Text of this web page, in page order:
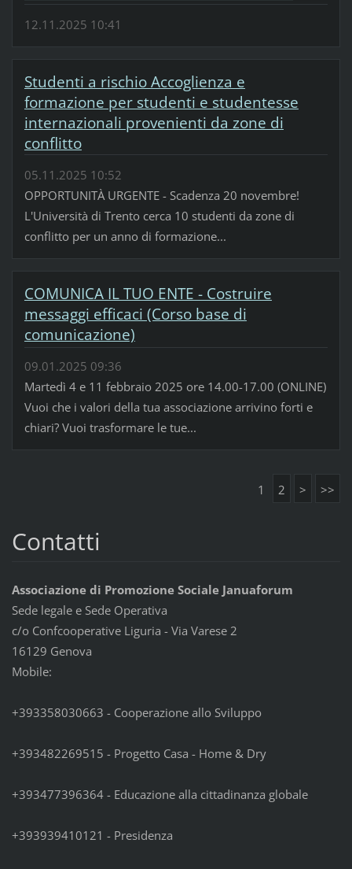
12.11.2025 10:41
Studenti a rischio Accoglienza e
formazione per studenti e studentesse
internazionali provenienti da zone di
conflitto
05.11.2025 10:52
OPPORTUNITÀ URGENTE - Scadenza 20 novembre!
L'Università di Trento cerca 10 studenti da zone di
conflitto per un anno di formazione...
COMUNICA IL TUO ENTE - Costruire
messaggi efficaci (Corso base di
comunicazione)
09.01.2025 09:36
Martedì 4 e 11 febbraio 2025 ore 14.00-17.00 (ONLINE)
Vuoi che i valori della tua associazione arrivino forti e
chiari? Vuoi trasformare le tue...
1 2 > >>
Contatti
Associazione di Promozione Sociale Januaforum
Sede legale e Sede Operativa
c/o Confcooperative Liguria - Via Varese 2
16129 Genova
Mobile:
+393358030663 - Cooperazione allo Sviluppo
+393482269515 - Progetto Casa - Home & Dry
+393477396364 - Educazione alla cittadinanza globale
+393939410121 - Presidenza